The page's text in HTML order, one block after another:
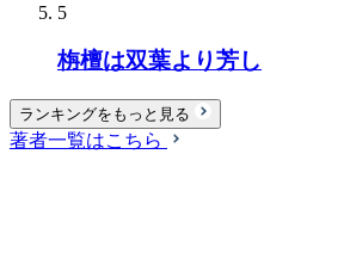
5
栴檀は双葉より芳し
ランキングをもっと見る
著者一覧はこちら